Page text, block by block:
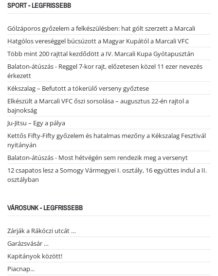
SPORT - LEGFRISSEBB
Gólzáporos győzelem a felkészülésben: hat gólt szerzett a Marcali
Hatgólos vereséggel búcsúzott a Magyar Kupától a Marcali VFC
Több mint 200 rajttal kezdődött a IV. Marcali Kupa Gyótapusztán
Balaton-átúszás - Reggel 7-kor rajt, előzetesen közel 11 ezer nevezés
érkezett
Kékszalag – Befutott a tókerülő verseny győztese
Elkészült a Marcali VFC őszi sorsolása – augusztus 22-én rajtol a
bajnokság
Ju-Jitsu – Egy a pálya
Kettős Fifty-Fifty győzelem és hatalmas mezőny a Kékszalag Fesztivál
nyitányán
Balaton-átúszás - Most hétvégén sem rendezik meg a versenyt
12 csapatos lesz a Somogy Vármegyei I. osztály, 16 együttes indul a II.
osztályban
VÁROSUNK - LEGFRISSEBB
Zárják a Rákóczi utcát …
Garázsvásár …
Kapitányok között!
Piacnap...